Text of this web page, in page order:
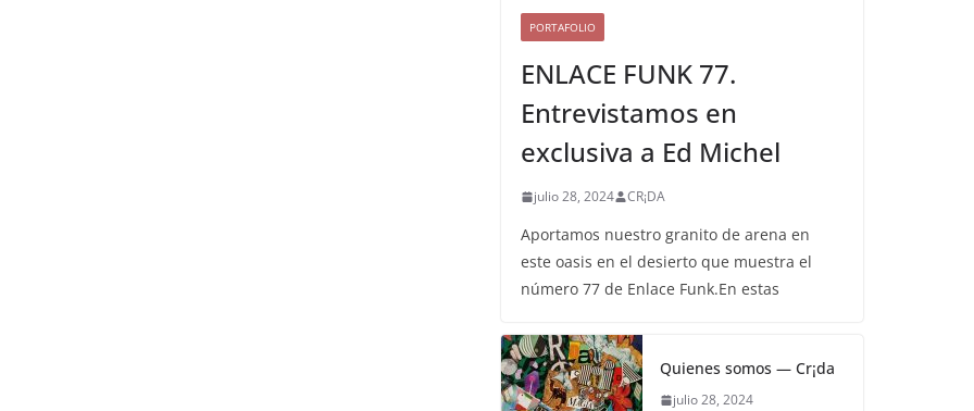
PORTAFOLIO
ENLACE FUNK 77.
Entrevistamos en
exclusiva a Ed Michel
julio 28, 2024 CR¡DA
Aportamos nuestro granito de arena en
este oasis en el desierto que muestra el
número 77 de Enlace Funk.En estas
Quienes somos — Cr¡da
julio 28, 2024